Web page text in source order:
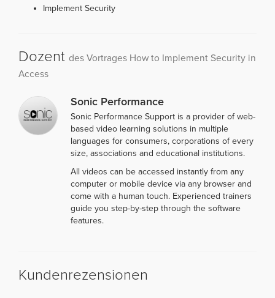
Implement Security
Dozent des Vortrages How to Implement Security in
Access
Sonic Performance
Sonic Performance Support is a provider of web-
based video learning solutions in multiple
languages for consumers, corporations of every
size, associations and educational institutions.
All videos can be accessed instantly from any
computer or mobile device via any browser and
come with a human touch. Experienced trainers
guide you step-by-step through the software
features.
Kundenrezensionen